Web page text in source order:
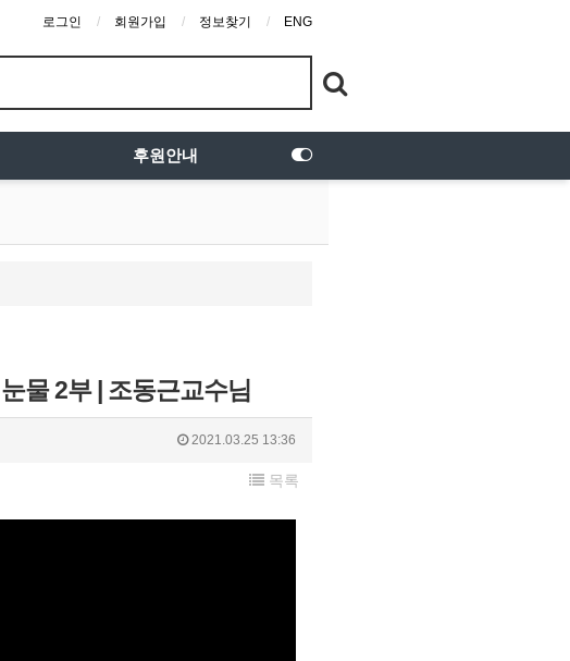
로그인 회원가입 정보찾기 ENG
후원안내
물 2부 | 조동근교수님
2021.03.25 13:36
목록